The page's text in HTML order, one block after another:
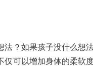
？如果孩子没什么想
仅可以增加身体的柔软